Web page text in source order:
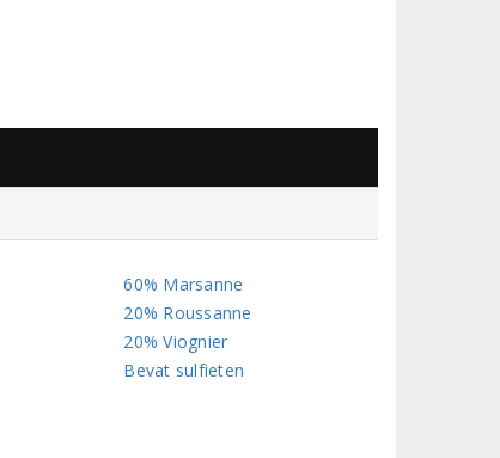
60% Marsanne
20% Roussanne
20% Viognier
Bevat sulfieten